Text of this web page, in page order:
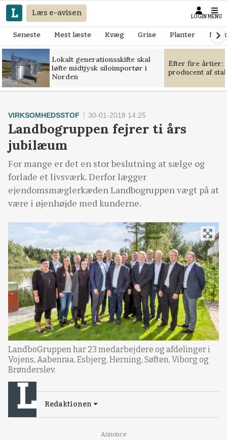
Læs e-avisen LOGIN MENU
Seneste Mest læste Kvæg Grise Planter
Lokalt generationsskifte skal
løfte midtjysk siloimportør i
Norden
Efter fire årtier:
producent af
Annonce
VIRKSOMHEDSSTOF 30-01-2018 14:25
Landbogruppen fejrer ti års
jubilæum
For mange er det en stor beslutning at sælge og
forlade et livsværk. Derfor lægger
ejendomsmæglerkæden Landbogruppen vægt på at
være i øjenhøjde med kunderne.
LandboGruppen har 23 medarbejdere og afdelinger i
Vojens, Aabenraa, Esbjerg, Herning, Søften, Viborg og
Brønderslev.
Redaktionen